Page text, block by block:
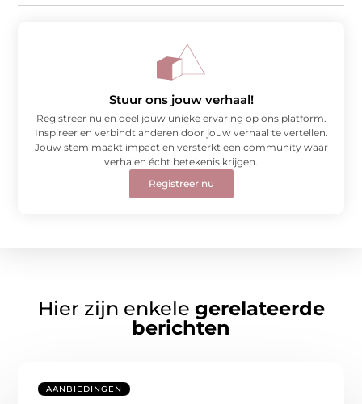
Stuur ons jouw verhaal!
Registreer nu en deel jouw unieke ervaring op ons platform.
Inspireer en verbindt anderen door jouw verhaal te vertellen.
Jouw stem maakt impact en versterkt een community waar
verhalen écht betekenis krijgen.
Registreer nu
Hier zijn enkele gerelateerde
berichten
AANBIEDINGEN